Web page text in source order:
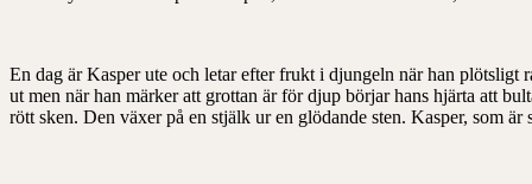
En dag är Kasper ute och letar efter frukt i djungeln när han
ut men när han märker att grottan är för djup börjar hans hjärta att
rött sken. Den växer på en stjälk ur en glödande sten. Kasper, som